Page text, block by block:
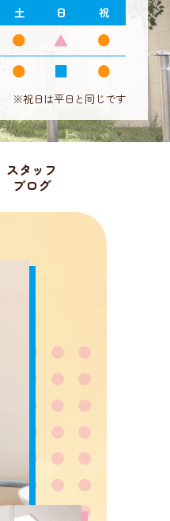
※祝日は平日と同じです
土 日
祝
スタッフ
ブログ